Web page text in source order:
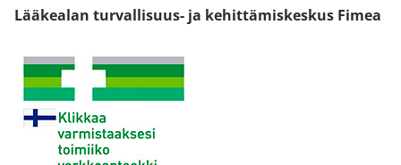
Lääkealan turvallisuus- ja kehittämiskeskus Fimea